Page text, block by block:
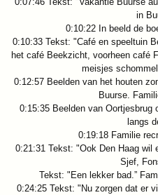
in
0:10:22 In beeld de
0:10:33 Tekst: "Café en speeltuin
het café Beekzicht, voorheen café
meisjes
0:12:57 Beelden van het houten
Buurse.
0:15:35 Beelden van Oortjesbrug
langs
0:19:18 Familie
0:21:31 Tekst: "Ook Den Haag wil
Sjef,
Tekst: "Een lekker bad.”
0:24:25 Tekst: "Nu zorgen dat er